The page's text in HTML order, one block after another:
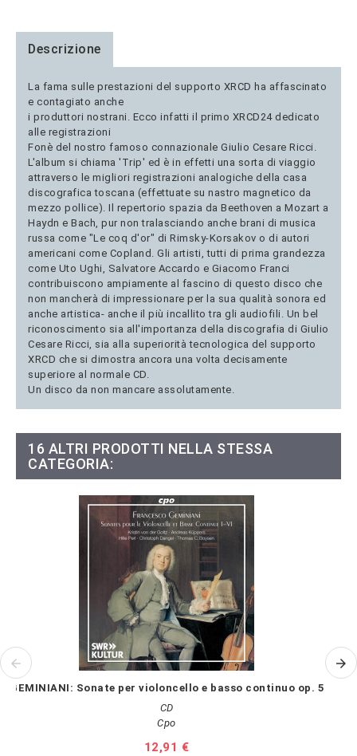
Descrizione
La fama sulle prestazioni del supporto XRCD ha affascinato
e contagiato anche
i produttori nostrani. Ecco infatti il primo XRCD24 dedicato
alle registrazioni
Fonè del nostro famoso connazionale Giulio Cesare Ricci.
L'album si chiama 'Trip' ed è in effetti una sorta di viaggio
attraverso le migliori registrazioni analogiche della casa
discografica toscana (effettuate su nastro magnetico da
mezzo pollice). Il repertorio spazia da Beethoven a Mozart a
Haydn e Bach, pur non tralasciando anche brani di musica
russa come "Le coq d'or" di Rimsky-Korsakov o di autori
americani come Copland. Gli artisti, tutti di prima grandezza
come Uto Ughi, Salvatore Accardo e Giacomo Franci
contribuiscono ampiamente al fascino di questo disco che
non mancherà di impressionare per la sua qualità sonora ed
anche artistica- anche il più incallito tra gli audiofili. Un bel
riconoscimento sia all'importanza della discografia di Giulio
Cesare Ricci, sia alla superiorità tecnologica del supporto
XRCD che si dimostra ancora una volta decisamente
superiore al normale CD.
Un disco da non mancare assolutamente.
16 ALTRI PRODOTTI NELLA STESSA
CATEGORIA:
GEMINIANI: Sonate per violoncello e basso continuo op. 5
CD
Cpo
Prezzo
12,91 €